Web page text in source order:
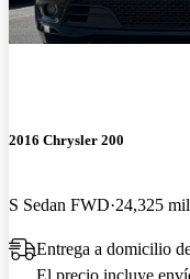
2016 Chrysler 200
S Sedan FWD 24,325
Entrega a domicilio